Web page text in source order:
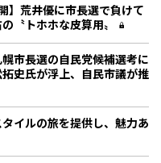
】荒井優に市長選で負けて
〝トホホな皮算用〟
市長選の自民党候補選考に
史氏が浮上、自民市議が推
ルの旅を提供し、魅力あ